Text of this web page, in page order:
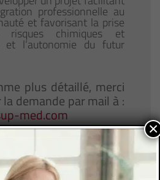
professionnelle au
et favorisant la prise
chimiques et
et l’autonomie du futur
plus détaillé, merci
demande par mail à :
med.com
la même formation
le vivant
Chimiques et
×